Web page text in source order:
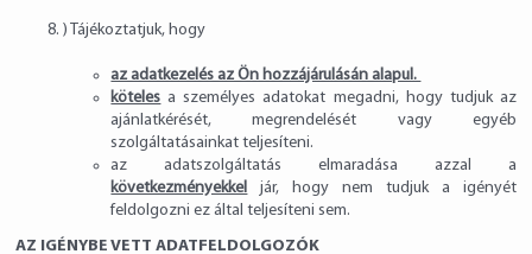
) Tájékoztatjuk, hogy
az adatkezelés az Ön hozzájárulásán alapul.
köteles a személyes adatokat megadni, hogy tudjuk az
ajánlatkérését, megrendelését vagy egyéb
szolgáltatásainkat teljesíteni.
az adatszolgáltatás elmaradása azzal a
következményekkel jár, hogy nem tudjuk a igényét
feldolgozni ez által teljesíteni sem.
AZ IGÉNYBE VETT ADATFELDOLGOZÓK